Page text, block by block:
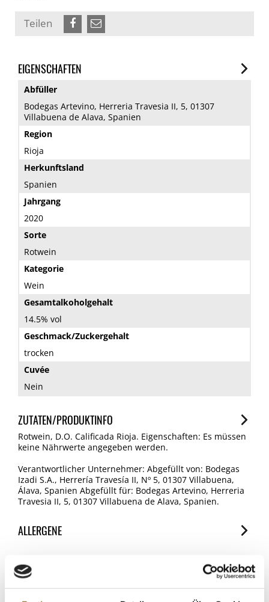
Teilen
EIGENSCHAFTEN
Abfüller
Bodegas Artevino, Herreria Travesia II, 5, 01307
Villabuena de Alava, Spanien
Region
Rioja
Herkunftsland
Spanien
Jahrgang
2020
Sorte
Rotwein
Kategorie
Wein
Gesamtalkoholgehalt
14.5% vol
Geschmack/Zuckergehalt
trocken
Cuvée
Nein
ZUTATEN/PRODUKTINFO
Rotwein, D.O. Calificada Rioja. Eigenschaften: Es müssen
keine Nährwerte angegeben werden.
Verantwortlicher Unternehmer: Abgefüllt von: Bodegas
Izadi S.A., Herrería Travesía II, Nº 5, 01307 Villabuena,
Álava, Spanien Abgefüllt für: Bodegas Artevino, Herreria
Travesia II, 5, 01307 Villabuena de Alava, Spanien.
ALLERGENE
Spuren / Enthalten
KUNDEN KAUFTEN AUCH
REDUCED Mushroom Concentrate 023 -